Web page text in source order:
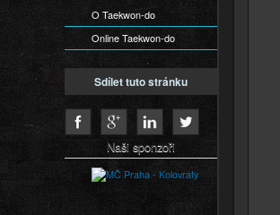
O Taekwon-do
Online Taekwon-do
Sdílet tuto stránku
Naši sponzoři